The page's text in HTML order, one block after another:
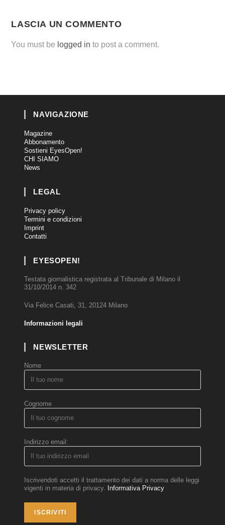
LASCIA UN COMMENTO
You must be logged in to post a comment.
NAVIGAZIONE
Magazine
Abbonamento
Sostieni EyesOpen!
CHI SIAMO
News
LEGAL
Privacy policy
Termini e condizioni
Imprint
Contatti
EYESOPEN!
Testata giornalistica registrata al Tribunale di Milano il
31/10/2014 n. 342
Via Felice Casati, 31, 20124 Milano
Informazioni legali
NEWSLETTER
Nome
Cognome
Indirizzo email:
Iscrivendoti accetti il trattamento dei dati a norma delle leggi
vigenti in materia di privacy. Informativa Privacy